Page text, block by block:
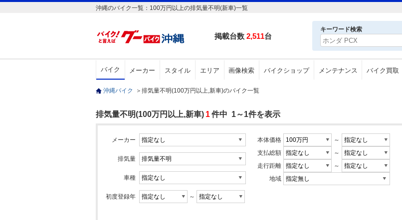
沖縄のバイク一覧：100万円以上の排気量不明(新車)一覧
掲載台数 2,511台
キーワード検索
バイク メーカー スタイル エリア 画像検索 バイクショップ メンテナンス バイク買取
沖縄バイク ＞ 排気量不明(100万円以上,新車)のバイク一覧
排気量不明(100万円以上,新車) 1件中 1～1件を表示
メーカー
排気量
車種
初度登録年 ～
本体価格
～
支払総額
～
走行距離
～
地域